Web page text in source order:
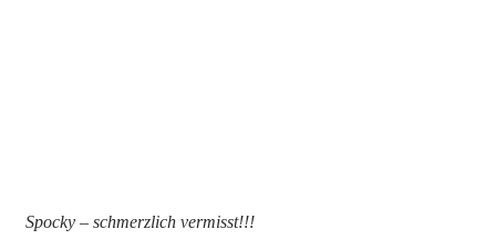
Spocky – schmerzlich vermisst!!!